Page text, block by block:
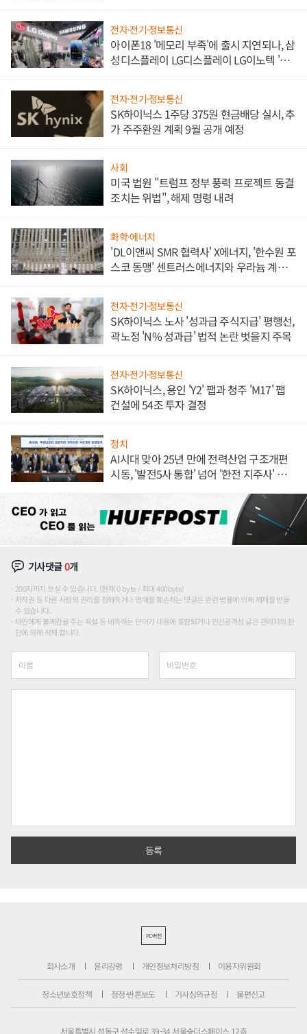
전자·전기·정보통신
아이폰18 '메모리 부족'에 출시 지연되나, 삼
성디스플레이 LG디스플레이 LG이노텍 '탈
전자·전기·정보통신
SK하이닉스 1주당 375원 현금배당 실시, 추
가 주주환원 계획 9월 공개 예정
사회
미국 법원 "트럼프 정부 풍력 프로젝트 동결
조치는 위법", 해제 명령 내려
화학·에너지
'DL이앤씨 SMR 협력사' X에너지, '한수원 포
스코 동맹' 센트러스에너지와 우라늄 계약
전자·전기·정보통신
SK하이닉스 노사 '성과급 주식지급' 평행선,
곽노정 'N% 성과급' 법적 논란 벗을지 주목
전자·전기·정보통신
SK하이닉스, 용인 'Y2' 팹과 청주 'M17' 팹
건설에 54조 투자 결정
정치
AI시대 맞아 25년 만에 전력산업 구조개편
시동, '발전5사 통합' 넘어 '한전 지주사' 재편
기사댓글0개
200자까지 쓰실 수 있습니다. (현재 0 byte / 최대 400byte)
저작권 등 다른 사람의 권리를 침해하거나 명예를 훼손하는 댓글은 관련 법률에 의해 제재를 받을
수 있습니다.
타인에게 불쾌감을 주는 욕설 등 비하하는 단어가 내용에 포함되거나 인신공격성 글은 관리자의 판
단에 의해 삭제 합니다.
PC버전
회사소개 윤리강령 개인정보처리방침 이용자위원회
청소년보호정책 정정·반론보도 기사심의규정 불편신고
서울특별시 성동구 성수일로 39-34 서울숲더스페이스 12층